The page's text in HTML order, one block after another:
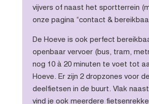
vijvers of naast het sportterrein
onze pagina “contact &
De Hoeve is ook perfect
openbaar vervoer (bus, tram,
nog 10 à 20 minuten te voet tot
Hoeve. Er zijn 2 dropzones voor
deelfietsen in de buurt. Vlak
vind je ook meerdere